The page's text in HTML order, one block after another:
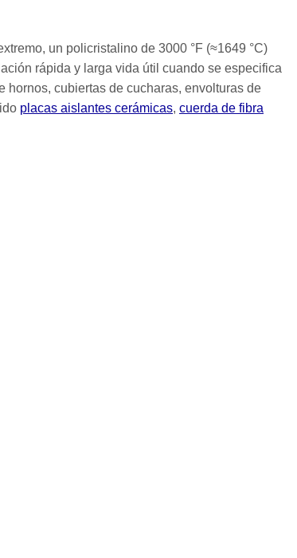
un policristalino de 3000 °F (≈1649 °C)
rápida y larga vida útil cuando se especifica
hornos, cubiertas de cucharas, envolturas de
placas aislantes cerámicas, cuerda de fibra